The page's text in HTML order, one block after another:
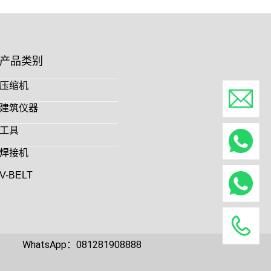
产品类别
压缩机
建筑仪器
工具
焊接机
V-BELT
WhatsApp：081281908888